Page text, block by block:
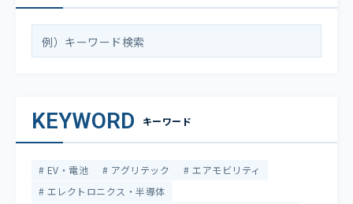
KEYWORD キーワード
EV・電池 アグリテック
エアモビリティ
エレクトロニクス・半導体